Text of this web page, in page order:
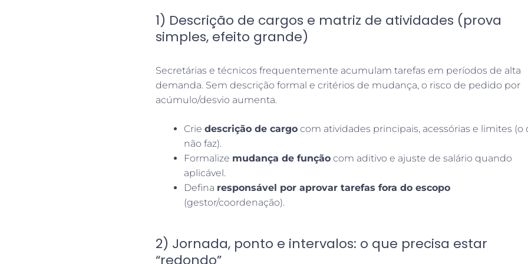
1) Descrição de cargos e matriz de atividades (prova
simples, efeito grande)
Secretárias e técnicos frequentemente acumulam tarefas em períodos de alta
demanda. Sem descrição formal e critérios de mudança, o risco de pedido por
acúmulo/desvio aumenta.
Crie descrição de cargo com atividades principais, acessórias e limites (o
não faz).
Formalize mudança de função com aditivo e ajuste de salário quando
aplicável.
Defina responsável por aprovar tarefas fora do escopo
(gestor/coordenação).
2) Jornada, ponto e intervalos: o que precisa estar
“redondo”